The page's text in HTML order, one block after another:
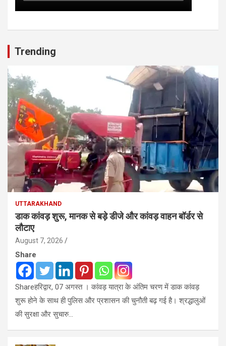
Trending
UTTARAKHAND
डाक कांवड़ शुरू, मानक से बड़े डीजे और कांवड़ वाहन बॉर्डर से
लौटाए
August 7, 2026
Share
Shareहरिद्वार, 07 अगस्त । कांवड़ यात्रा के अंतिम चरण में डाक कांवड़
शुरू होने के साथ ही पुलिस और प्रशासन की चुनौती बढ़ गई है। श्रद्धालुओं
की सुरक्षा और सुचारु…